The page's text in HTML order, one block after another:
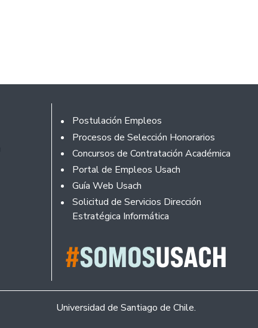
Footer
Postulación Empleos
Procesos de Selección Honorarios
Concursos de Contratación Académica
Portal de Empleos Usach
Guía Web Usach
Solicitud de Servicios Dirección
Estratégica Informática
Universidad de Santiago de Chile.